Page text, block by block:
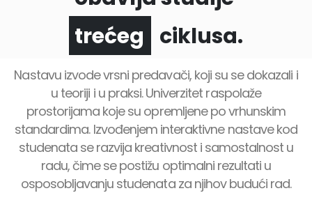
prvog
ciklusa.
Nastavu izvode vrsni predavači, koji su se dokazali i
u teoriji i u praksi. Univerzitet raspolaže
prostorijama koje su opremljene po vrhunskim
standardima. Izvođenjem interaktivne nastave kod
studenata se razvija kreativnost i samostalnost u
radu, čime se postižu optimalni rezultati u
osposobljavanju studenata za njihov budući rad.